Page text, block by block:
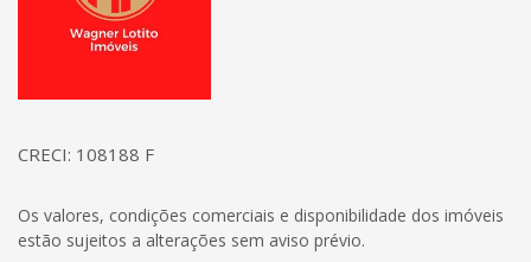
CRECI: 108188 F
Os valores, condições comerciais e disponibilidade dos imóveis
estão sujeitos a alterações sem aviso prévio.